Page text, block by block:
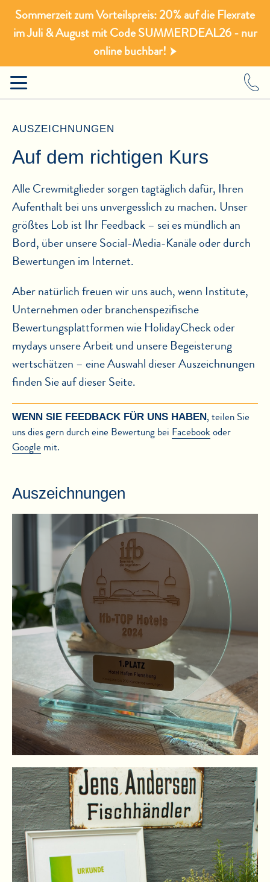
Sommerzeit zum Vorteilspreis: 20% auf die Flexrate
im Juli & August mit Code SUMMERDEAL26 - nur
online buchbar!
AUSZEICHNUNGEN
Auf dem richtigen Kurs
Alle Crewmitglieder sorgen tagtäglich dafür, Ihren
Aufenthalt bei uns unvergesslich zu machen. Unser
größtes Lob ist Ihr Feedback – sei es mündlich an
Bord, über unsere Social-Media-Kanäle oder durch
Bewertungen im Internet.
Aber natürlich freuen wir uns auch, wenn Institute,
Unternehmen oder branchenspezifische
Bewertungsplattformen wie HolidayCheck oder
mydays unsere Arbeit und unsere Begeisterung
wertschätzen – eine Auswahl dieser Auszeichnungen
finden Sie auf dieser Seite.
WENN SIE FEEDBACK FÜR UNS HABEN, teilen Sie
uns dies gern durch eine Bewertung bei Facebookoder
Google mit.
Auszeichnungen